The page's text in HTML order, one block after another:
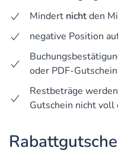
Mindert nichtden
negative Position
oder PDF-
Restbeträge
Gutschein nicht